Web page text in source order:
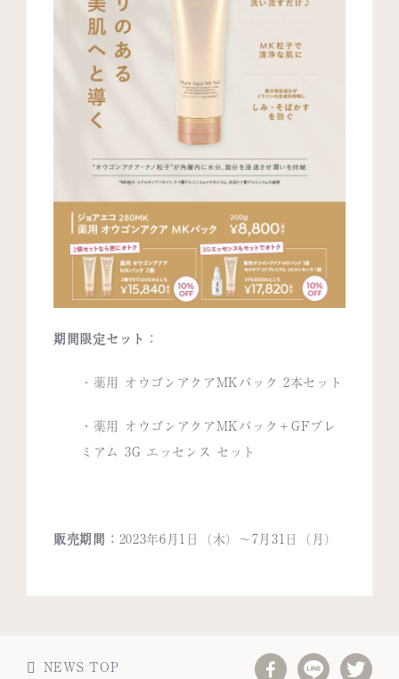
期間限定セット：
・ 薬用 オウゴンアクアMKパック 2本セット
・ 薬用 オウゴンアクアMKパック＋GFプレ
ミアム 3G エッセンス セット
販売期間： 2023年6月1日（木）～7月31日（月）
NEWS TOP